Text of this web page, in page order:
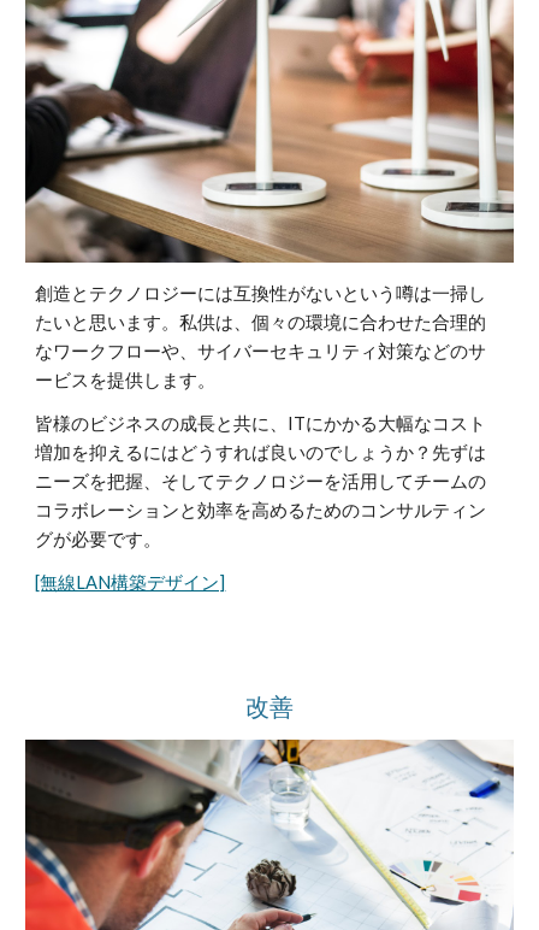
創造とテクノロジーには互換性がないという噂は一掃し
たいと思います。私供は、個々の環境に合わせた合理的
なワークフローや、サイバーセキュリティ対策などのサ
ービスを提供します。
皆様のビジネスの成長と共に、ITにかかる大幅なコスト
増加を抑えるにはどうすれば良いのでしょうか？先ずは
ニーズを把握、そしてテクノロジーを活用してチームの
コラボレーションと効率を高めるためのコンサルティン
グが必要です。
[無線LAN構築デザイン]
改善